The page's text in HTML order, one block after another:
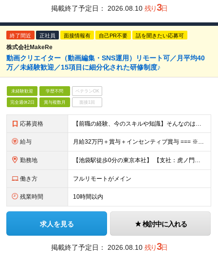
掲載終了予定日： 2026.08.10 残り3日
終了間近 正社員 面接情報有 自己PR不要 話を聞きたい応募可
株式会社MakeRe
動画クリエイター（動画編集・SNS運用）リモート可／月平均40
万／未経験歓迎／15項目に細分化された研修制度♪
未経験歓迎 学歴不問 ベテランOK
完全週休2日 賞与複数月 面接1回
応募資格 【前職の経験、今のスキルや知識】そんなのはどうでも良い！ 挑戦する人を歓迎する会社です。 ／ 挑戦する者を応援する会社 ーChallenge Yourselfー ＼ ＃未経験歓迎 ＃学歴不問 ＃
給与 月給32万円＋賞与＋インセンティブ賞与 === ※研修期間中の給与 〇経験者（マーケティング・営業・対人業務経験者） ＞月給27万円 〇未経験 ＞月給25万円 ☆研修期間中であっても6ヶ月後業績
勤務地 【池袋駅徒歩0分の東京本社】 【支社：虎ノ門、丸の内、銀座、新宿、渋谷、名古屋、大阪、博多】で募集スタート！ ※転勤はございません。 ☆東京本社 東京都豊島区西池袋1-11-1 メトロポリタンプラ
働き方 フルリモートがメイン
残業時間 10時間以内
求人を見る 検討中に入れる
掲載終了予定日： 2026.08.10 残り3日